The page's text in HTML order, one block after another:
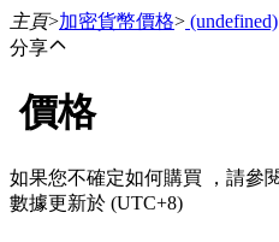
合約
主頁>加密貨幣價格> (undefined)
分享
價格
如果您不確定如何購買 ，請參
數據更新於 (UTC+8)